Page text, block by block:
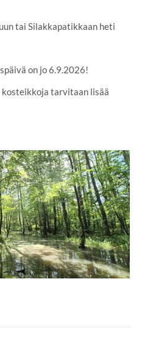
tai Silakkapatikkaan heti
on jo 6.9.2026!
tarvitaan lisää